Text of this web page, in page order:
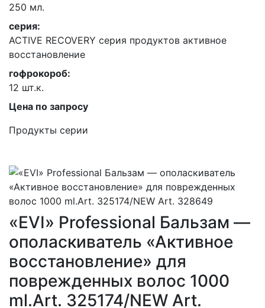
250 мл.
серия:
ACTIVE RECOVERY серия продуктов активное
восстановление
гофрокороб:
12 шт.к.
Цена по запросу
Продукты серии
«EVI» Professional Бальзам —
ополаскиватель «Активное
восстановление» для
поврежденных волос 1000
ml.Art. 325174/NEW Art.